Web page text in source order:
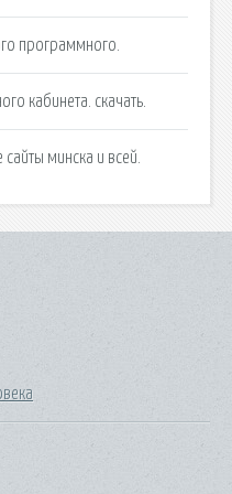
программного.
кабинета. скачать.
минска и всей.